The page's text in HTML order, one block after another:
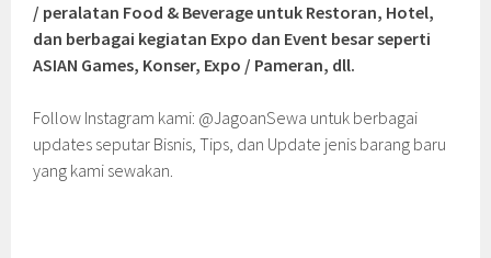
/ peralatan Food & Beverage untuk Restoran, Hotel,
dan berbagai kegiatan Expo dan Event besar seperti
ASIAN Games, Konser, Expo / Pameran, dll.
Follow Instagram kami: @JagoanSewa untuk berbagai
updates seputar Bisnis, Tips, dan Update jenis barang baru
yang kami sewakan.